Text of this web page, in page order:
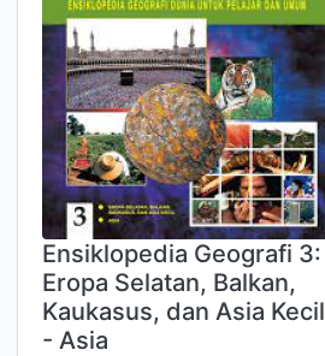
Ensiklopedia Geografi 3:
Eropa Selatan, Balkan,
Kaukasus, dan Asia Kecil
- Asia